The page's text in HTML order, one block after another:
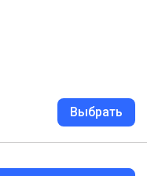
Выбрать